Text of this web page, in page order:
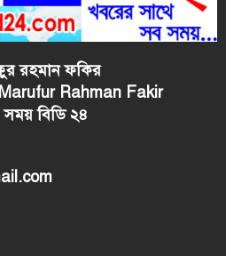
রহমান ফকির
Rahman Fakir
সময় বিডি ২৪